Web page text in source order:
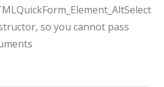
so you cannot pass